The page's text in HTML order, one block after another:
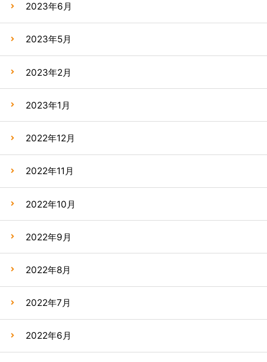
2023年6月
2023年5月
2023年2月
2023年1月
2022年12月
2022年11月
2022年10月
2022年9月
2022年8月
2022年7月
2022年6月